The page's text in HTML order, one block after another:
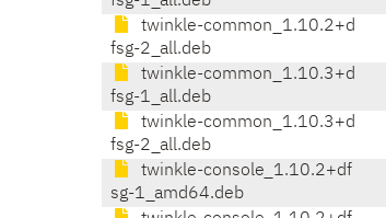
twinkle-common_1.10.2+d
fsg-2_all.deb
twinkle-common_1.10.3+d
fsg-1_all.deb
twinkle-common_1.10.3+d
fsg-2_all.deb
twinkle-console_1.10.2+df
sg-1_amd64.deb